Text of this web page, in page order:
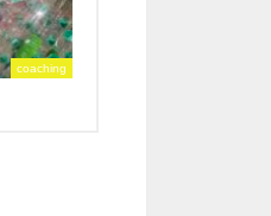
coaching